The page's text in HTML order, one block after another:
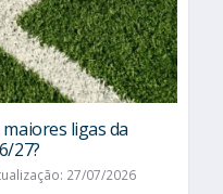
ligas da
27?
27/07/2026